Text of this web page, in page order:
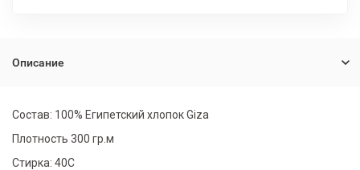
Описание
Состав: 100% Египетский хлопок Giza
Плотность 300 гр.м
Стирка: 40С